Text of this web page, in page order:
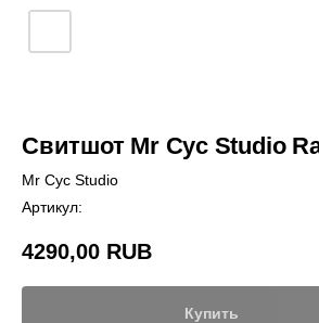
Свитшот Mr Cyc Studio
Mr Cyc Studio
Артикул:
4290,00 RUB
Купить